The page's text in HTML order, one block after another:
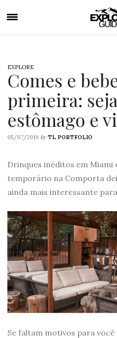
EXPLORE
Comes e
primeira:
estômago e
05/07/2019 by TL PORTFOLIO
Drinques inéditos em Miami
temporário na Comporta
ainda mais interessante
Se faltam motivos para